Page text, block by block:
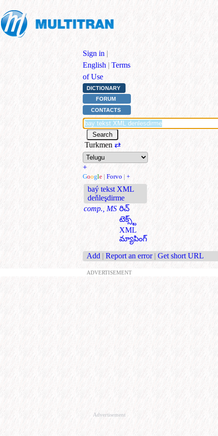
Sign in |
English | Terms
of Use
DICTIONARY
FORUM
CONTACTS
Turkmen ⇄
+
Google | Forvo | +
baý tekst XML
deňleşdirme
comp., MS రిచ్
టెక్స్ట్
XML
మ్యాపింగ్
Add | Report an error | Get short URL
ADVERTISEMENT
Advertisement